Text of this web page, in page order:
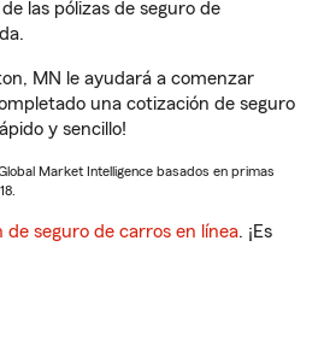
las pólizas de seguro de
MN le ayudará a comenzar
una cotización de seguro
y sencillo!
Market Intelligence basados en primas
de seguro de carros en línea. ¡Es